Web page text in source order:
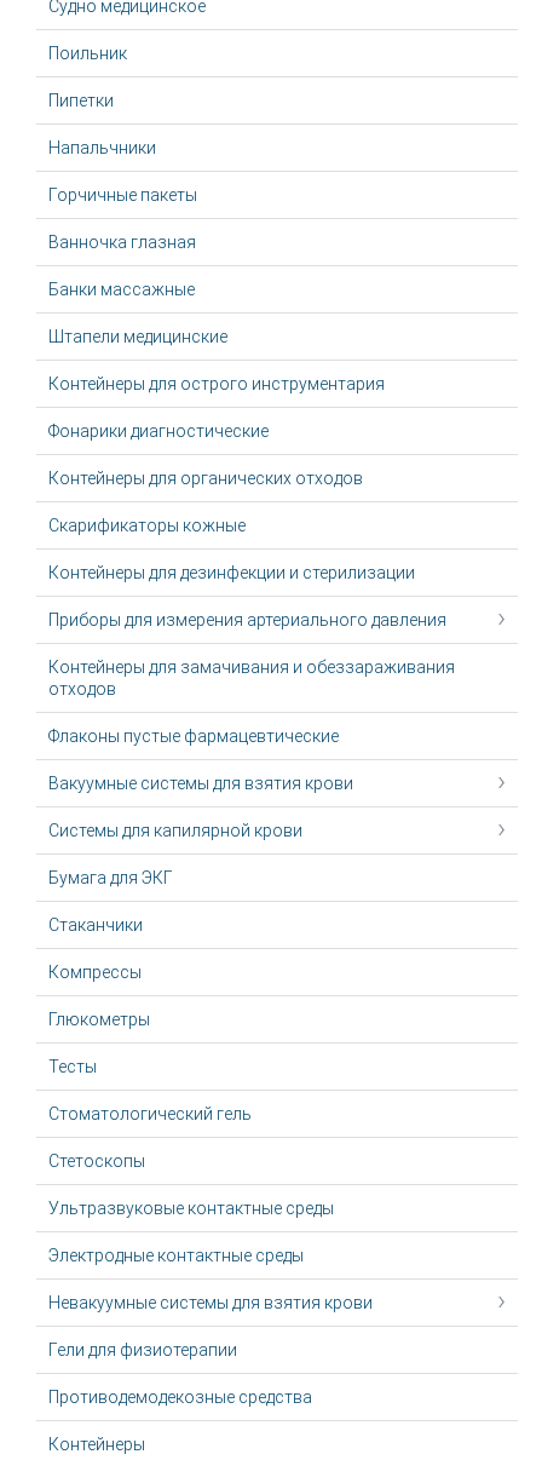
Судно медицинское
Поильник
Пипетки
Напальчники
Горчичные пакеты
Ванночка глазная
Банки массажные
Штапели медицинские
Контейнеры для острого инструментария
Фонарики диагностические
Контейнеры для органических отходов
Скарификаторы кожные
Контейнеры для дезинфекции и стерилизации
Приборы для измерения артериального давления
Контейнеры для замачивания и обеззараживания
отходов
Флаконы пустые фармацевтические
Вакуумные системы для взятия крови
Системы для капилярной крови
Бумага для ЭКГ
Стаканчики
Компрессы
Глюкометры
Тесты
Стоматологический гель
Стетоскопы
Ультразвуковые контактные среды
Электродные контактные среды
Невакуумные системы для взятия крови
Гели для физиотерапии
Противодемодекозные средства
Контейнеры